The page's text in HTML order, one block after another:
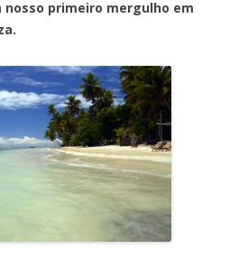
nosso primeiro mergulho em